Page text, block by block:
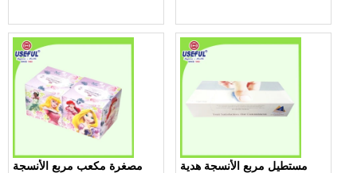
مصغرة مكعب مربع الأنسجة
مستطيل مربع الأنسجة هدية